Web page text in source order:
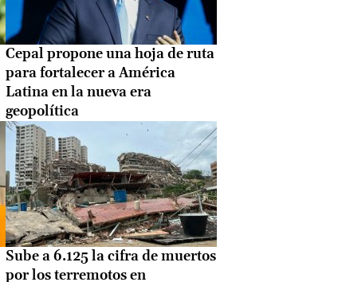
Cepal propone una hoja de ruta
para fortalecer a América
Latina en la nueva era
geopolítica
Sube a 6.125 la cifra de muertos
por los terremotos en